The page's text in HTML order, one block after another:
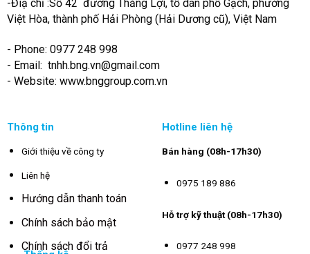
-Điạ chỉ :Số 42 đường Thắng Lợi, tổ dân phố Gạch, phường
Việt Hòa, thành phố Hải Phòng (Hải Dương cũ), Việt Nam
- Phone: 0977 248 998
- Email: tnhh.bng.vn@gmail.com
- Website: www.bnggroup.com.vn
Thông tin
Giới thiệu về công ty
Liên hệ
Hướng dẫn thanh toán
Chính sách bảo mật
Chính sách đổi trả
Hotline liên hệ
Bán hàng (08h-17h30)
0975 189 886
Hỗ trợ kỹ thuật (08h-17h30)
0977 248 998